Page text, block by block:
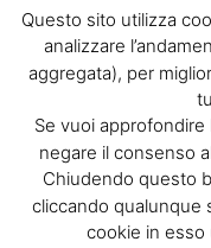
©
01732650476
Questo sito utilizza
analizzare
aggregata), per
Se vuoi approfondire
negare il consenso
Chiudendo questo
cliccando qualunque
cookie in esso